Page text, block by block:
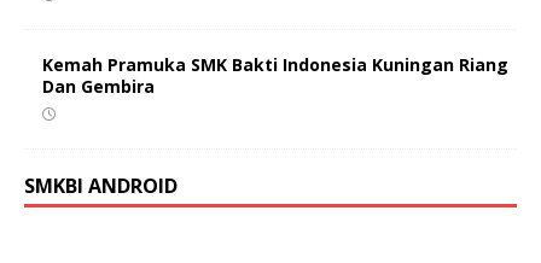
Kemah Pramuka SMK Bakti Indonesia Kuningan Riang
Dan Gembira
SMKBI ANDROID